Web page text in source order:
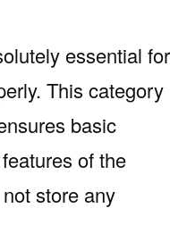
essential for
This category
basic
of the
store any